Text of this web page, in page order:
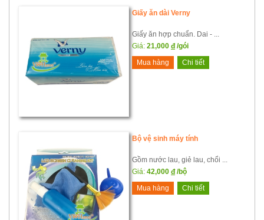
Giấy ăn dài Verny
Giấy ăn hợp chuẩn. Dai - ...
Giá: 21,000 đ /gói
Mua hàng
Chi tiết
Bộ vệ sinh máy tính
Gồm nước lau, giẻ lau, chổi ...
Giá: 42,000 đ /bộ
Mua hàng
Chi tiết